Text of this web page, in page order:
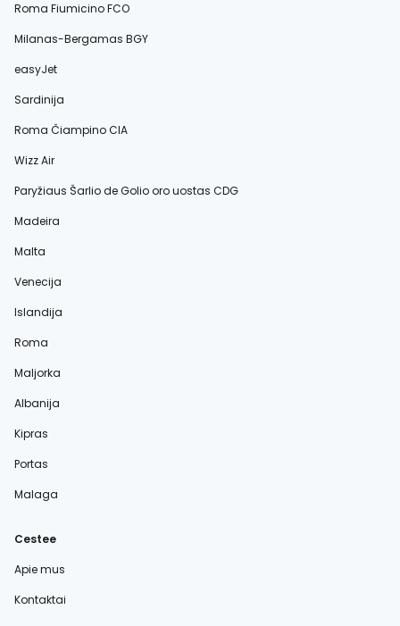
Roma Fiumicino FCO
Milanas-Bergamas BGY
easyJet
Sardinija
Roma Čiampino CIA
Wizz Air
Paryžiaus Šarlio de Golio oro uostas CDG
Madeira
Malta
Venecija
Islandija
Roma
Maljorka
Albanija
Kipras
Portas
Malaga
Cestee
Apie mus
Kontaktai